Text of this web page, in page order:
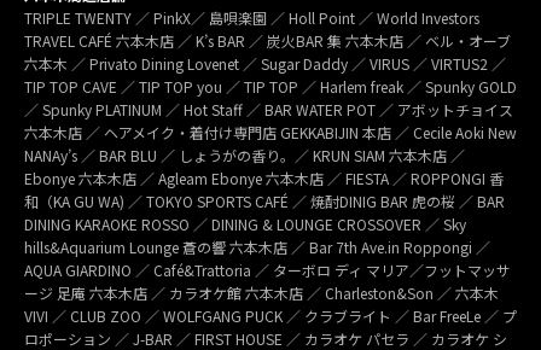
TRIPLE TWENTY ／ PinkX／ 島唄楽園 ／ Holl Point ／ World Investors
TRAVEL CAFÉ 六本木店 ／ K’s BAR ／ 炭火BAR 集 六本木店 ／ ベル・オーブ
六本木 ／ Privato Dining Lovenet ／ Sugar Daddy ／ VIRUS ／ VIRTUS2 ／
TIP TOP CAVE ／ TIP TOP you ／ TIP TOP ／ Harlem freak ／ Spunky GOLD
／ Spunky PLATINUM ／ Hot Staff ／ BAR WATER POT ／ アボットチョイス
六本木店 ／ ヘアメイク・着付け専門店 GEKKABIJIN 本店 ／ Cecile Aoki New
NANAy’s ／ BAR BLU ／ しょうがの香り。／ KRUN SIAM 六本木店 ／
Ebonye 六本木店 ／ Agleam Ebonye 六本木店 ／ FIESTA ／ ROPPONGI 香
和（KA GU WA) ／ TOKYO SPORTS CAFÉ ／ 焼酎DINIG BAR 虎の桜 ／ BAR
DINING KARAOKE ROSSO ／ DINING & LOUNGE CROSSOVER ／ Sky
hills&Aquarium Lounge 蒼の響 六本木店 ／ Bar 7th Ave.in Roppongi ／
AQUA GIARDINO ／ Café&Trattoria ／ ターボロ ディ マリア／フットマッサ
ージ 足庵 六本木店 ／ カラオケ館 六本木店 ／ Charleston&Son ／ 六本木
VIVI ／ CLUB ZOO ／ WOLFGANG PUCK ／ クラブライト ／ Bar FreeLe ／ プ
ロポーション ／ J-BAR ／ FIRST HOUSE ／ カラオケ パセラ ／ カラオケ シ